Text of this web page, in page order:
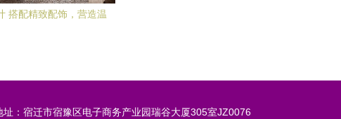
搭配精致配饰，营造温
址：宿迁市宿豫区电子商务产业园瑞谷大厦305室JZ0076